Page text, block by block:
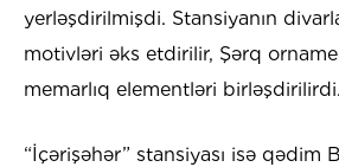
yerləşdirilmişdi. Stansiyanın
motivləri əks etdirilir, Şərq
memarlıq elementləri birləşdirilirdi.
“İçərişəhər” stansiyası isə qədim